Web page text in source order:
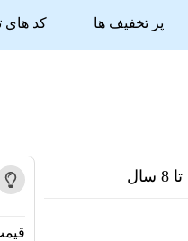
پر تخفیف ها کد های